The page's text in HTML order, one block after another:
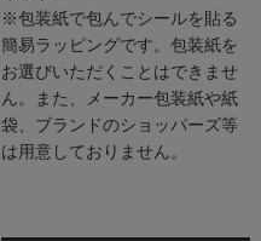
※包装紙で包んでシールを貼る
簡易ラッピングです。包装紙を
お選びいただくことはできませ
ん。また、メーカー包装紙や紙
袋、ブランドのショッパーズ等
は用意しておりません。